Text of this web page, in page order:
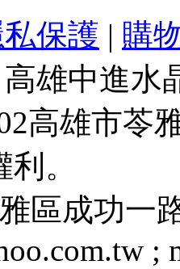
私保護 | 購
雄中進水
高雄市苓
。
區成功一
;